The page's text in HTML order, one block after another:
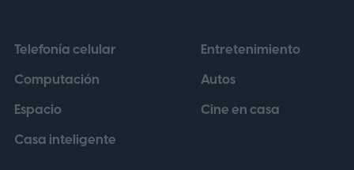
perspectiva, una película puede no cumplir
sus objetivos en taquilla y, aun así,
contribuir a otras áreas del conglomerado.
Telefonía celular
Computación
Espacio
Casa inteligente
Entretenimiento
Autos
Cine en casa